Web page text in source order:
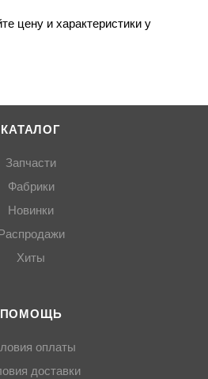
цену и характеристики у
КАТАЛОГ
Запчасти
Фабрики
Новинки
Распродажи
Хиты
ПОМОЩЬ
оплаты
доставки